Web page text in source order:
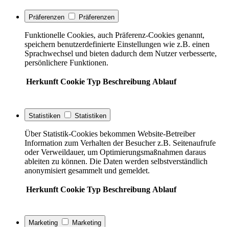
Präferenzen Präferenzen
Funktionelle Cookies, auch Präferenz-Cookies genannt,
speichern benutzerdefinierte Einstellungen wie z.B. einen
Sprachwechsel und bieten dadurch dem Nutzer verbesserte,
persönlichere Funktionen.
Herkunft Cookie Typ Beschreibung Ablauf
Statistiken Statistiken
Über Statistik-Cookies bekommen Website-Betreiber
Information zum Verhalten der Besucher z.B. Seitenaufrufe
oder Verweildauer, um Optimierungsmaßnahmen daraus
ableiten zu können. Die Daten werden selbstverständlich
anonymisiert gesammelt und gemeldet.
Herkunft Cookie Typ Beschreibung Ablauf
Marketing Marketing